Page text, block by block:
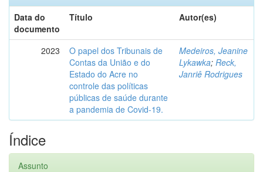
Data do
documento
Título Autor(es)
2023
O papel dos Tribunais de
Contas da União e do
Estado do Acre no
controle das políticas
públicas de saúde durante
a pandemia de Covid-19.
Medeiros, Jeanine
Lykawka; Reck,
Janriê Rodrigues
Índice
Assunto